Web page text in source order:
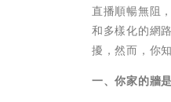
直播順暢無阻
和多樣化的網
擾，然而，你
一、你家的牆